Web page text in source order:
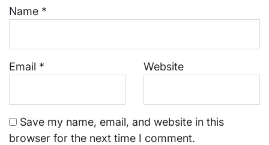
Name *
Email * Website
Save my name, email, and website in this
browser for the next time I comment.